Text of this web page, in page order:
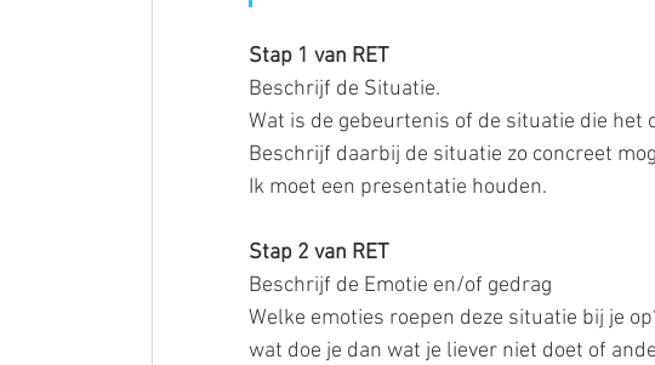
Stap 1 van RET
Beschrijf de Situatie.
Wat is de gebeurtenis of de situatie die het
Beschrijf daarbij de situatie zo concreet
Ik moet een presentatie houden.
Stap 2 van RET
Beschrijf de Emotie en/of gedrag
Welke emoties roepen deze situatie bij je
wat doe je dan wat je liever niet doet of